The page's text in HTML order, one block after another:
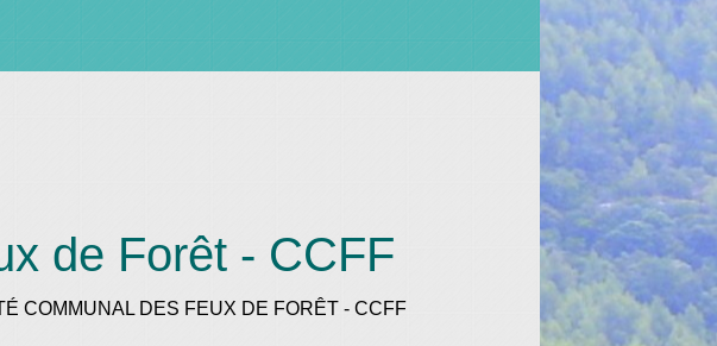
de Forêt - CCFF
COMMUNAL DES FEUX DE FORÊT - CCFF